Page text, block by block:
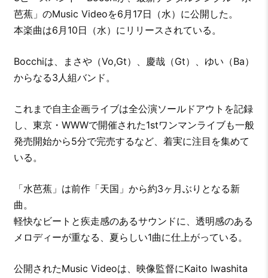
芭蕉」のMusic Videoを6月17日（水）に公開した。
本楽曲は6月10日（水）にリリースされている。
Bocchiは、まさや（Vo,Gt）、慶哉（Gt）、ゆい（Ba）
からなる3人組バンド。
これまで自主企画ライブは全公演ソールドアウトを記録
し、東京・WWWで開催された1stワンマンライブも一般
発売開始から5分で完売するなど、着実に注目を集めて
いる。
「水芭蕉」は前作「天国」から約3ヶ月ぶりとなる新
曲。
軽快なビートと疾走感のあるサウンドに、透明感のある
メロディーが重なる、夏らしい1曲に仕上がっている。
公開されたMusic Videoは、映像監督にKaito Iwashita